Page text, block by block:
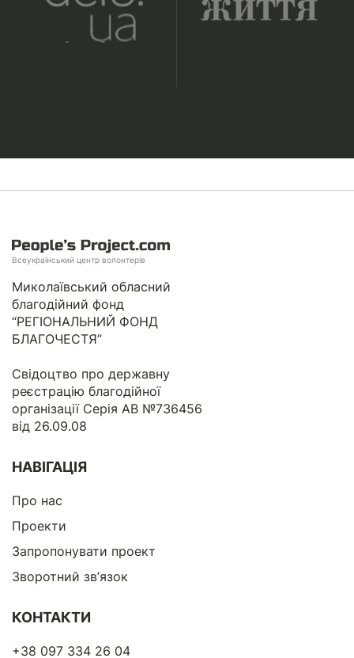
Всеукраїнський центр волонтерів
Миколаївський обласний
благодійний фонд
“РЕГІОНАЛЬНИЙ ФОНД
БЛАГОЧЕСТЯ”
Свідоцтво про державну
реєстрацію благодійної
організації Серія АВ №736456
від 26.09.08
НАВІГАЦІЯ
Про нас
Проекти
Запропонувати проект
Зворотний зв’язок
КОНТАКТИ
+38 097 334 26 04